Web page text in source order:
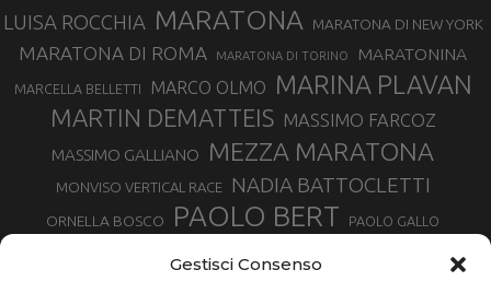
Gestisci Consenso
LUISA ROCCHIA MARATONA MARATONA DI NEW YORK
MARATONA DI ROMA MARATONA DI TORINO MARATONINA
MARCELLA BELLETTI MARCO OLMO MARINA PLAVAN
MARTIN DEMATTEIS MASSIMO FARCOZ
MASSIMO GALLIANO MEZZA MARATONA
MONVISO VERTICAL RACE NADIA BATTOCLETTI
ORNELLA BOSCO PAOLO BERT PAOLO GALLO